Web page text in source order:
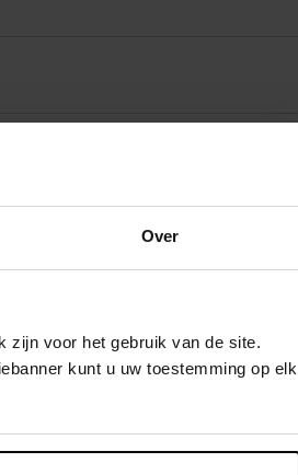
Over
zijn voor het gebruik van de site.
kunt u uw toestemming op elk